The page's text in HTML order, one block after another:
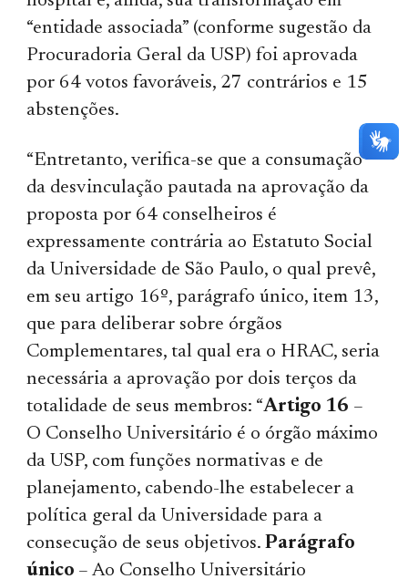
“entidade associada” (conforme sugestão da
Procuradoria Geral da USP) foi aprovada
por 64 votos favoráveis, 27 contrários e 15
abstenções.
“Entretanto, verifica-se que a consumação
da desvinculação pautada na aprovação da
proposta por 64 conselheiros é
expressamente contrária ao Estatuto Social
da Universidade de São Paulo, o qual prevê,
em seu artigo 16º, parágrafo único, item 13,
que para deliberar sobre órgãos
Complementares, tal qual era o HRAC, seria
necessária a aprovação por dois terços da
totalidade de seus membros: “Artigo 16 –
O Conselho Universitário é o órgão máximo
da USP, com funções normativas e de
planejamento, cabendo-lhe estabelecer a
política geral da Universidade para a
consecução de seus objetivos. Parágrafo
único – Ao Conselho Universitário